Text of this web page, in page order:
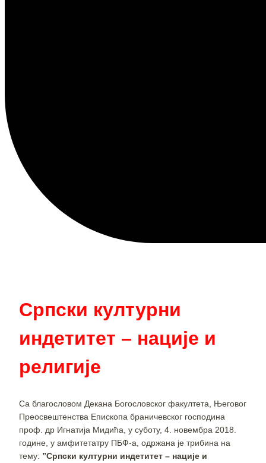
Српски културни
индетитет – нације и
религије
Са благословом Декана Богословског факултета, Његовог
Преосвештенства Епископа браничевског господина
проф. др Игнaтија Мидићa, у суботу, 4. новембра 2018.
године, у амфитетатру ПБФ-а, одржана је трибина на
тему: ”Српски културни индетитет – нације и